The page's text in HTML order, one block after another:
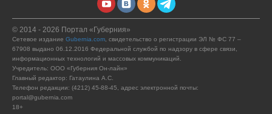
© 2014 - 2026 Портал «Губерния»
Сетевое издание Gubernia.com , свидетельство о регистрации ЭЛ № ФС 77 –
67908 выдано 06.12.2016 Федеральной службой по надзору в сфере связи,
информационных технологий и массовых коммуникаций.
Учредитель: ООО «Губерния Он-лайн»
Главный редактор: Гатаулина А.С.
Телефон редакции: (4212) 45-88-45, адрес электронной почты:
portal@gubernia.com
18+